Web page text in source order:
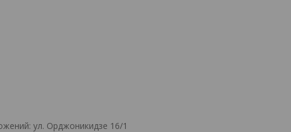
ул. Орджоникидзе 16/1